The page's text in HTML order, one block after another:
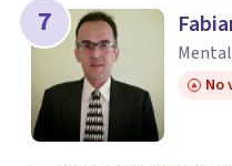
7
No